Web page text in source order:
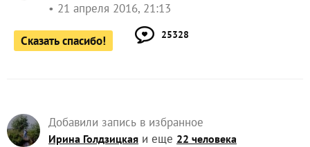
21 апреля 2016, 21:13
Сказать спасибо! 25328
Добавили запись в избранное
Ирина Голдзицкая и еще 22 человека